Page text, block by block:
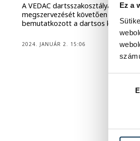
Ez a
A VEDAC dartsszakosztálya a
megszervezését követően
bemutatkozott a dartsos
2024. JANUÁR 2. 15:06